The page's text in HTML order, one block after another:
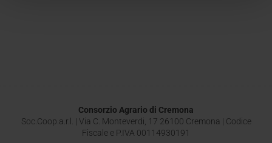
Consorzio Agrario di Cremona
Soc.Coop.a.r.l. | Via C. Monteverdi, 17 26100 Cremona | Codice
Fiscale e P.IVA 00114930191